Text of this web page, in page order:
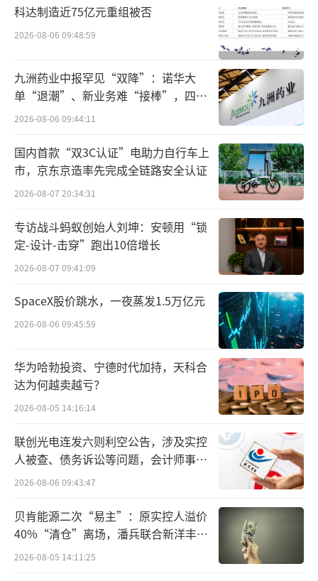
年报显示，兴业银行去年全年实现营业收
入2108.31亿元，不良贷款率降至1.07%，拨备
覆盖率升至245.21%，资本充足率、核心一级
资本充足率保持在14.13%、9.76%水平。这其
中，兴业银行核心一级资本净额超7000亿元，
排在12家股份行中的第二位，兴业银行14.13%
的资本充足率水平同样排名第二。
具体来看，该行去年各项贷款较上年末增
长9.59%至5.46万亿元，其中科创金融、普惠
金融、能源金融、汽车金融、园区金融项下的
企金贷款分别较上年末增长31.88%、23.9
5%、16.16%、26.14%、27.40%，高于贷款
整体增速，契合了与实体经济转型方向。此
外，各项存款较上年末增长8.45%至5.14万亿
兴业银行去年工作一大重点是推动资产负
债表再重构，兴业银行官方披露数据显示，扣
除2022年理财老产品一次性收益确认抬高基数
影响因素，按可比口径，利息净收入实现正增
长，达1465.03亿元，同比增长0.85%；其他非
息收入稳健增长，达365.73亿元，同比增长14.
08%。而在目前已经披露年报数据的股份行
中，兴业银行的利息净收入仅次于招商银行，
科达制造近75亿元重组被否
2026-08-06 09:48:59
九洲药业中报罕见“双降”：诺华大
单“退潮”、新业务难“接棒”，四大
难关待闯
2026-08-06 09:44:11
国内首款“双3C认证”电助力自行车上
市，京东京造率先完成全链路安全认证
2026-08-07 20:34:31
专访战斗蚂蚁创始人刘坤：安顿用“锁
定-设计-击穿”跑出10倍增长
2026-08-07 09:41:09
SpaceX股价跳水，一夜蒸发1.5万亿元
2026-08-06 09:45:59
华为哈勃投资、宁德时代加持，天科合
达为何越卖越亏？
2026-08-05 14:16:14
联创光电连发六则利空公告，涉及实控
人被查、债务诉讼等问题，会计师事务
所曾出具“保留意见”
2026-08-06 09:43:47
贝肯能源二次“易主”：原实控人溢价
40%“清仓”离场，潘兵联合新洋丰、
宏科百世拟入主
2026-08-05 14:11:25